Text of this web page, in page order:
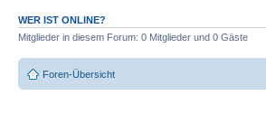
WER IST ONLINE?
Mitglieder in diesem Forum: 0 Mitglieder und 0 Gäste
Foren-Übersicht